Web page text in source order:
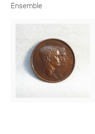
Ensemble